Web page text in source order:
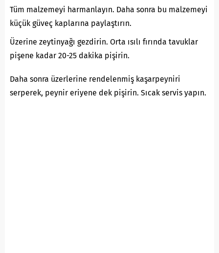
Tüm malzemeyi harmanlayın. Daha sonra bu malzemeyi
küçük güveç kaplarına paylaştırın.
Üzerine zeytinyağı gezdirin. Orta ısılı fırında tavuklar
pişene kadar 20-25 dakika pişirin.
Daha sonra üzerlerine rendelenmiş kaşarpeyniri
serperek, peynir eriyene dek pişirin. Sıcak servis yapın.